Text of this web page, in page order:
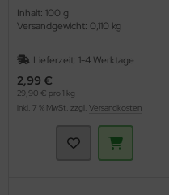
Inhalt: 100 g
Versandgewicht: 0,110 kg
Lieferzeit: 1-4 Werktage
2,99 €
29,90 € pro 1 kg
inkl. 7 % MwSt. zzgl. Versandkosten